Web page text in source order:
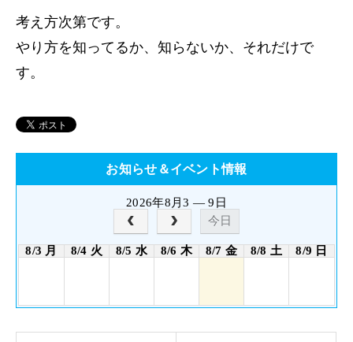
考え方次第です。
やり方を知ってるか、知らないか、それだけで
す。
お知らせ＆イベント情報
2026年8月3 — 9日
今日
8/3 月 8/4 火 8/5 水 8/6 木 8/7 金 8/8 土 8/9 日